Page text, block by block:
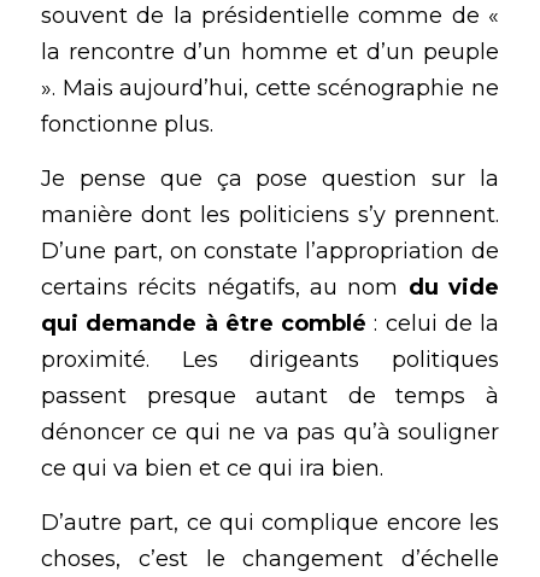
souvent de la présidentielle comme de «
la rencontre d’un homme et d’un peuple
». Mais aujourd’hui, cette scénographie ne
fonctionne plus.
Je pense que ça pose question sur la
manière dont les politiciens s’y prennent.
D’une part, on constate l’appropriation de
certains récits négatifs, au nom du vide
qui demande à être comblé : celui de la
proximité. Les dirigeants politiques
passent presque autant de temps à
dénoncer ce qui ne va pas qu’à souligner
ce qui va bien et ce qui ira bien.
D’autre part, ce qui complique encore les
choses, c’est le changement d’échelle